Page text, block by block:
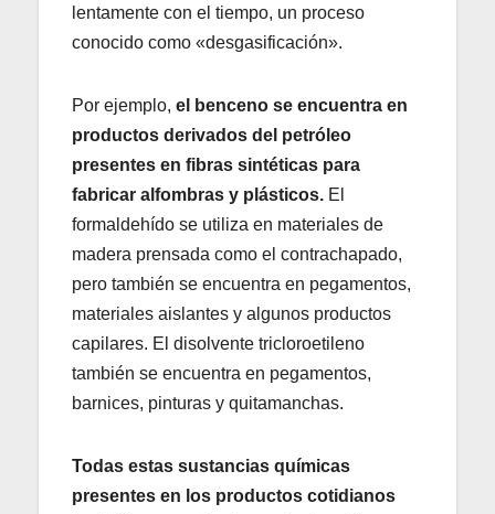
lentamente con el tiempo, un proceso
conocido como «desgasificación».
Por ejemplo, el benceno se encuentra en
productos derivados del petróleo
presentes en fibras sintéticas para
fabricar alfombras y plásticos. El
formaldehído se utiliza en materiales de
madera prensada como el contrachapado,
pero también se encuentra en pegamentos,
materiales aislantes y algunos productos
capilares. El disolvente tricloroetileno
también se encuentra en pegamentos,
barnices, pinturas y quitamanchas.
Todas estas sustancias químicas
presentes en los productos cotidianos